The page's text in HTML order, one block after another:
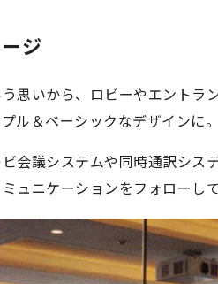
ジ
思いから、ロビーやエントラ
ル＆ベーシックなデザインに。
会議システムや同時通訳シス
ュニケーションをフォローして